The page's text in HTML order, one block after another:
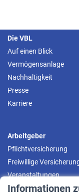
Informationen
Die VBL
Auf einen Blick
Vermögensanlage
Nachhaltigkeit
Presse
Karriere
Arbeitgeber
Pflichtversicherung
Freiwillige
Veranstaltungen